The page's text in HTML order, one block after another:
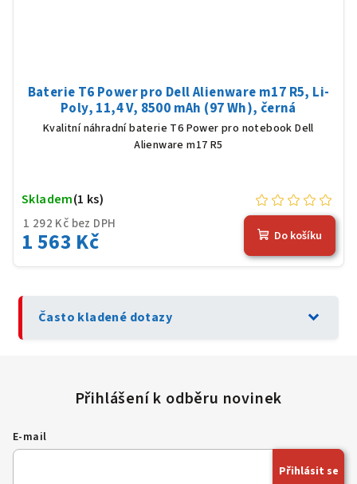
Baterie T6 Power pro Dell Alienware m17 R5, Li-
Poly, 11,4 V, 8500 mAh (97 Wh), černá
Kvalitní náhradní baterie T6 Power pro notebook Dell
Alienware m17 R5
1 292 Kč bez DPH
1 563 Kč
Skladem(1 ks)
Do košíku
Často kladené dotazy expand_more
E-mail
Přihlásit se